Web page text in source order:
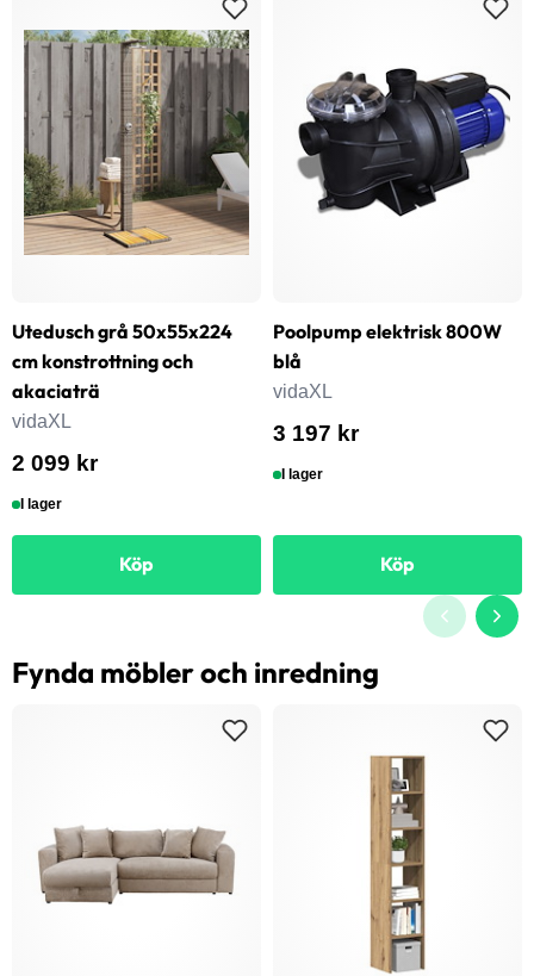
Utedusch grå 50x55x224
cm konstrottning och
akaciaträ
vidaXL
2 099 kr
I lager
Köp
Poolpump elektrisk 800W
blå
vidaXL
3 197 kr
I lager
Köp
Fynda möbler och inredning